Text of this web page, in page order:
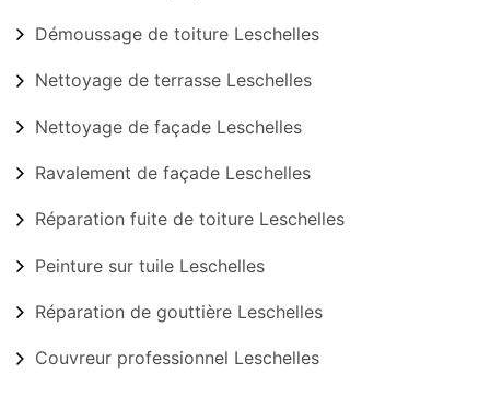
Démoussage de toiture Leschelles
Nettoyage de terrasse Leschelles
Nettoyage de façade Leschelles
Ravalement de façade Leschelles
Réparation fuite de toiture Leschelles
Peinture sur tuile Leschelles
Réparation de gouttière Leschelles
Couvreur professionnel Leschelles